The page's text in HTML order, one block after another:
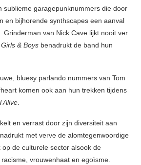
sublieme garagepunknummers die door
en bijhorende synthscapes een aanval
Grinderman van Nick Cave lijkt nooit ver
Girls & Boys benadrukt de band hun
bluesy parlando nummers van Tom
komen ook aan hun trekken tijdens
Alive.
en verrast door zijn diversiteit aan
met verve de alomtegenwoordige
op de culturele sector alsook de
vrouwenhaat en egoïsme.